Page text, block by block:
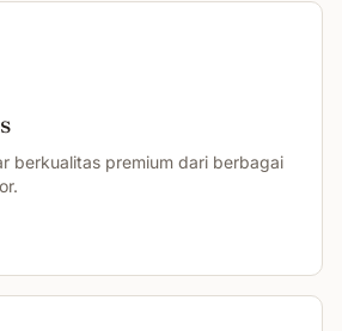
berkualitas premium dari berbagai